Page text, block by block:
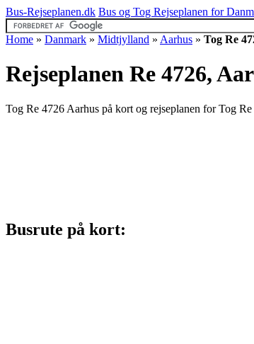
Bus-Rejseplanen.dk Bus og Tog Rejseplanen for
Home » Danmark » Midtjylland » Aarhus » Tog Re
Rejseplanen Re 4726,
Tog Re 4726 Aarhus på kort og rejseplanen for Tog
Busrute på kort: